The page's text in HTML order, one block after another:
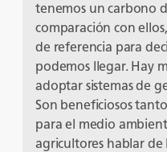
tenemos un carbono
comparación con
de referencia para
podemos llegar. Hay
adoptar sistemas de
Son beneficiosos
para el medio
agricultores hablar de